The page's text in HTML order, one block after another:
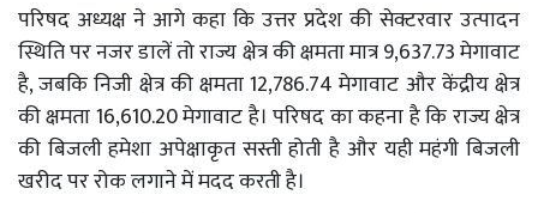
परिषद अध्यक्ष ने आगे कहा कि उत्तर प्रदेश की सेक्टरवार उत्पादन
स्थिति पर नजर डालें तो राज्य क्षेत्र की क्षमता मात्र 9,637.73 मेगावाट
है, जबकि निजी क्षेत्र की क्षमता 12,786.74 मेगावाट और केंद्रीय क्षेत्र
की क्षमता 16,610.20 मेगावाट है। परिषद का कहना है कि राज्य क्षेत्र
की बिजली हमेशा अपेक्षाकृत सस्ती होती है और यही महंगी बिजली
खरीद पर रोक लगाने में मदद करती है।